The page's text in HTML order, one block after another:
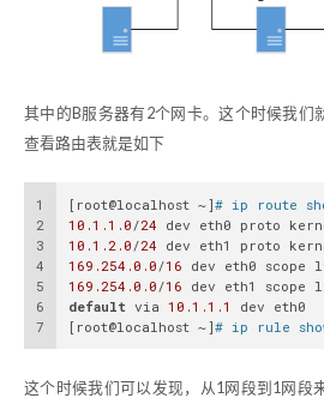
其中的B服务器有2个网卡。这个时候我们
查看路由表就是如下
1
2
3
4
5
6
7
[root@localhost ~]# ip route
10.1 .1 .0 /24 dev eth0 proto
10.1 .2 .0 /24 dev eth1 proto
169.254 .0 .0 /16 dev eth0 scope
169.254 .0 .0 /16 dev eth1 scope
default via 10.1 .1 .1
dev eth0
[root@localhost ~]# ip rule
这个时候我们可以发现，从1网段到1网段